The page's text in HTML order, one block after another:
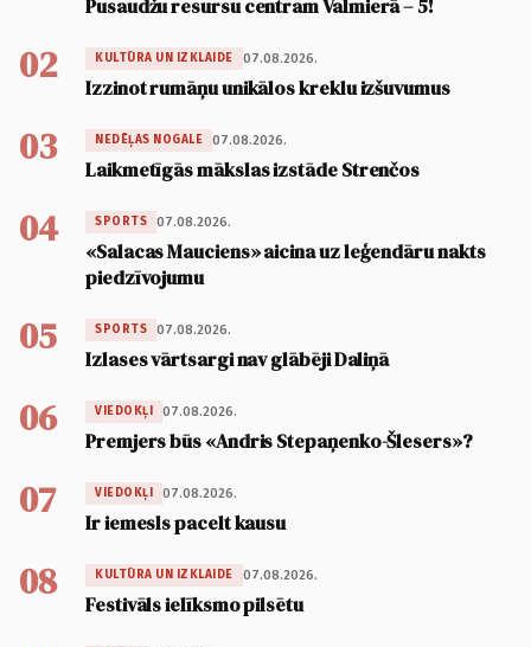
Pusaudžu resursu centram Valmierā – 5!
02 KULTŪRA UN IZKLAIDE 07.08.2026.
Izzinot rumāņu unikālos kreklu izšuvumus
03 NEDĒĻAS NOGALE 07.08.2026.
Laikmetīgās mākslas izstāde Strenčos
04 SPORTS 07.08.2026.
«Salacas Mauciens» aicina uz leģendāru nakts
piedzīvojumu
05 SPORTS 07.08.2026.
Izlases vārtsargi nav glābēji Daliņā
06 VIEDOKĻI 07.08.2026.
Premjers būs «Andris Stepaņenko-Šlesers»?
07 VIEDOKĻI 07.08.2026.
Ir iemesls pacelt kausu
08 KULTŪRA UN IZKLAIDE 07.08.2026.
Festivāls ielīksmo pilsētu